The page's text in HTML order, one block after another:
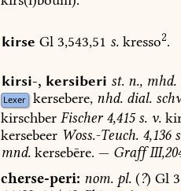
kirse Gl 3,543,51 s. kresso2.
kirsi-, kersiberi st. n., mhd.
Lexer kersebere, nhd.dial.
kirschber Fischer4,415s.v.
kersebeer Woss.-Teuch.4,136
mnd.kersebēre. — Graff
cherse-peri: nom.pl.(?) Gl